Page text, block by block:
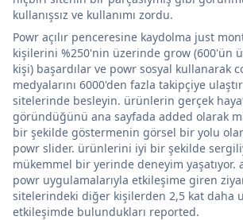
kullanışsız ve kullanımı zordu.
Powr açılır penceresine kaydolma just
kişilerini %250'nin üzerinde grow (600'ün
kişi) başardılar ve powr sosyal kullanarak
medyalarını 6000'den fazla takipçiye
sitelerinde besleyin. ürünlerin gerçek
göründüğünü ana sayfada added olarak
bir şekilde göstermenin görsel bir yolu
powr slider. ürünlerini iyi bir şekilde
mükemmel bir yerinde deneyim yaşatıyor.
powr uygulamalarıyla etkileşime giren
sitelerindeki diğer kişilerden 2,5 kat daha
etkileşimde bulundukları reported.